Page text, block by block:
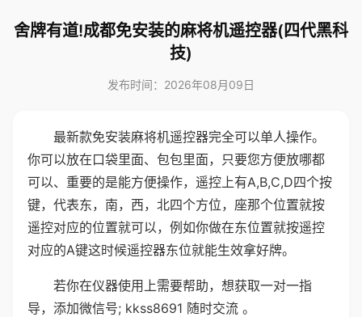
舍牌有道!成都免安装的麻将机遥控器(四代黑科
技)
发布时间：2026年08月09日
最新款免安装麻将机遥控器完全可以单人操作。
你可以放在口袋里面、包包里面，只要您方便放哪都
可以、重要的是能方便操作，遥控上有A,B,C,D四个按
键，代表东，南，西，北四个方位，座那个位置就按
遥控对应的位置就可以，例如你做在东位置就按遥控
对应的A键这时候遥控器东位就能生效拿好牌。
若你在仪器使用上需要帮助，想获取一对一指
导，添加微信号; kkss8691 随时交流 。